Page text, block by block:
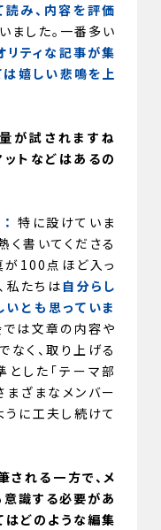
み、内容を評価
ました。一番多い
ティな記事が集
は嬉しい悲鳴を上
が試されますね
ットなどはあるの
特に設けていま
く書いてくださる
が100点ほど入っ
私たちは 自分らし
とも思っていま
では文章の内容や
なく、取り上げる
した「テーマ部
まざまなメンバー
うに工夫し続けて
れる一方で、メ
意識する必要があ
はどのような編集